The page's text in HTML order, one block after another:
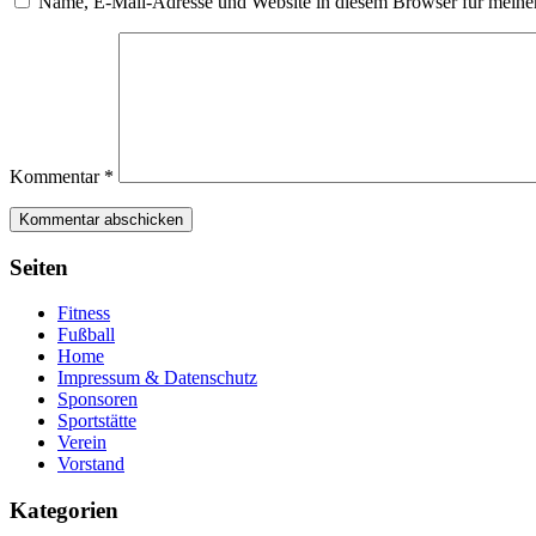
Kommentar *
Seiten
Fitness
Fußball
Home
Impressum & Datenschutz
Sponsoren
Sportstätte
Verein
Vorstand
Kategorien